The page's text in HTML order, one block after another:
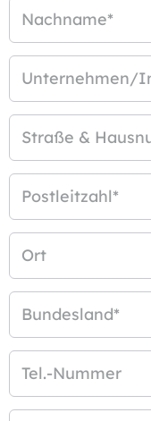
Nachname*
Unternehmen/
Straße &
Postleitzahl*
Ort
Bundesland*
Tel.-Nummer